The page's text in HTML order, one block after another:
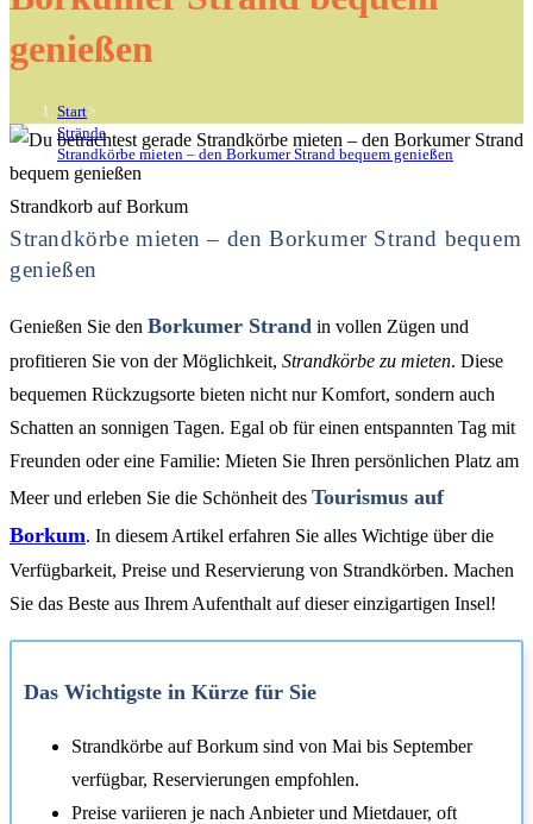
genießen
Start>
Strände >
Strandkörbe mieten – den Borkumer Strand bequem genießen
Strandkorb auf Borkum
Strandkörbe mieten – den Borkumer Strand bequem
genießen
Genießen Sie den Borkumer Strand in vollen Zügen und
profitieren Sie von der Möglichkeit, Strandkörbe zu mieten. Diese
bequemen Rückzugsorte bieten nicht nur Komfort, sondern auch
Schatten an sonnigen Tagen. Egal ob für einen entspannten Tag mit
Freunden oder eine Familie: Mieten Sie Ihren persönlichen Platz am
Meer und erleben Sie die Schönheit des Tourismus auf
Borkum. In diesem Artikel erfahren Sie alles Wichtige über die
Verfügbarkeit, Preise und Reservierung von Strandkörben. Machen
Sie das Beste aus Ihrem Aufenthalt auf dieser einzigartigen Insel!
Das Wichtigste in Kürze für Sie
Strandkörbe auf Borkum sind von Mai bis September
verfügbar, Reservierungen empfohlen.
Preise variieren je nach Anbieter und Mietdauer, oft